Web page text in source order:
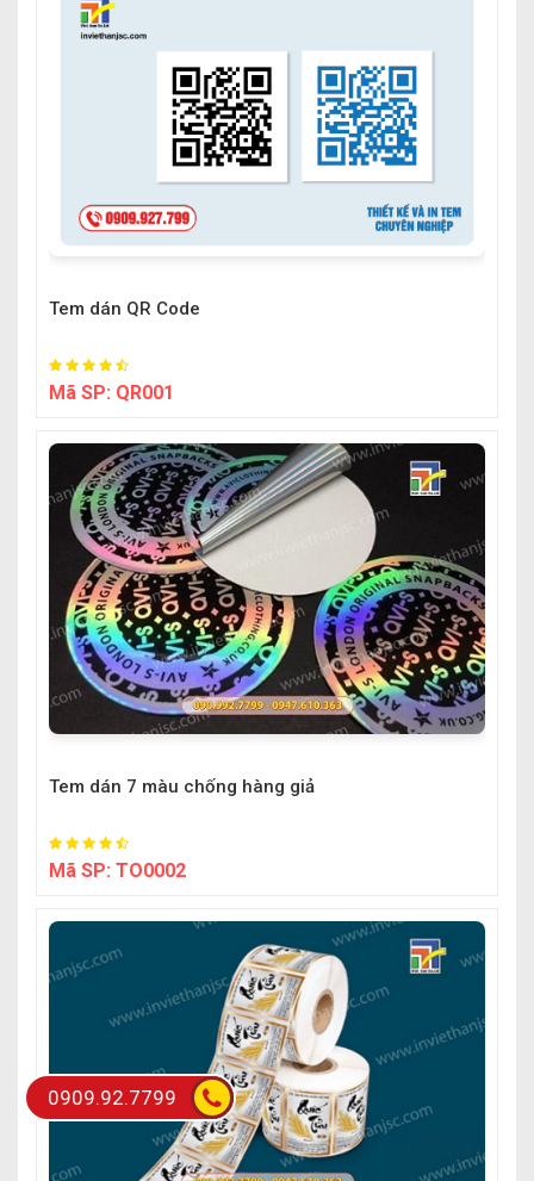
Tem dán QR Code
Mã SP: QR001
Tem dán 7 màu chống hàng giả
Mã SP: TO0002
0909.92.7799